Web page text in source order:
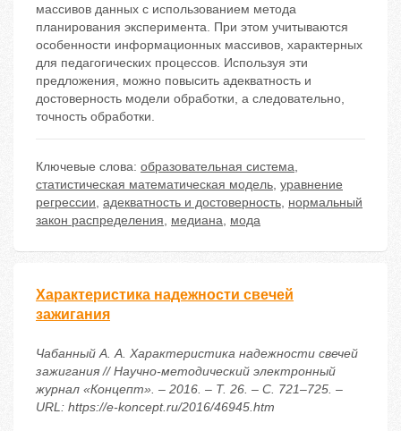
массивов данных с использованием метода
планирования эксперимента. При этом учитываются
особенности информационных массивов, характерных
для педагогических процессов. Используя эти
предложения, можно повысить адекватность и
достоверность модели обработки, а следовательно,
точность обработки.
Ключевые слова: образовательная система,
статистическая математическая модель, уравнение
регрессии, адекватность и достоверность, нормальный
закон распределения, медиана, мода
Характеристика надежности свечей
зажигания
Чабанный А. А. Характеристика надежности свечей
зажигания // Научно-методический электронный
журнал «Концепт». – 2016. – Т. 26. – С. 721–725. –
URL: https://e-koncept.ru/2016/46945.htm